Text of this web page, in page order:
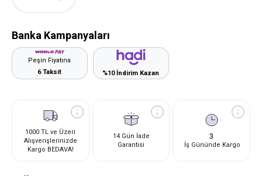
Banka Kampanyaları
Peşin Fiyatına
6 Taksit
%10 İndirim Kazan
1000 TL ve Üzeri
Alışverişlerinizde
Kargo BEDAVA!
14 Gün İade
Garantisi
3
İş Gününde Kargo